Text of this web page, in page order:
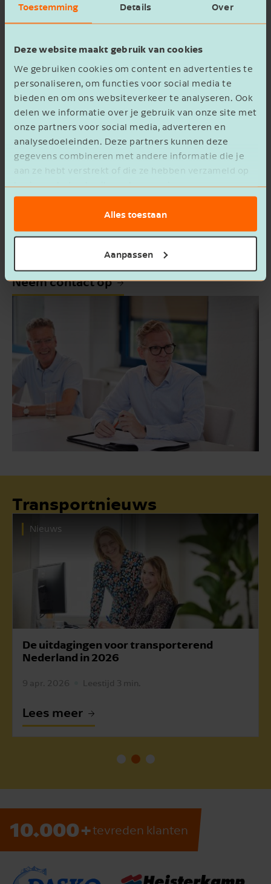
Toestemming Details Over
Deze website maakt gebruik van cookies
We gebruiken cookies om content en advertenties te
personaliseren, om functies voor social media te
bieden en om ons websiteverkeer te analyseren. Ook
delen we informatie over je gebruik van onze site met
onze partners voor social media, adverteren en
analysedoeleinden. Deze partners kunnen deze
gegevens combineren met andere informatie die je
aan ze hebt verstrekt of die ze hebben verzameld op
basis van het gebruik van hun services.
Alles toestaan
Aanpassen
Samen gaan we ervoor!
transportwereld kent en jouw taal spreekt. Hij
moet kennis hebben van transport – maar dan
ook op alle gebieden. Of het nu gaat om het
verlopen van een eurovignet, de inzet van
buitenlandse chauffeurs of de inzet van
oproepkrachten en flexwerkers. En hoe zit het
met het oprichten van een aparte bv? In zulke
gevallen kun je een beroep doen op de
transportaccountant of -adviseur van de Jong &
Laan. Hij of zij krijgt de zaak op de rit.
Neem contact op
Transportnieuws
Nieuws
Vanaf 1 juli 2024 vervoer werknemers
verplicht registreren
7 jun. 2024 Leestijd 1 min.
Lees meer
10.000+tevreden klanten